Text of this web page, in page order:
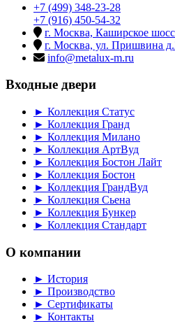
+7 (499) 348-23-28
+7 (916) 450-54-32
г. Москва, Каширское
г. Москва, ул. Пришвина
info@metalux-m.ru
Входные двери
► Коллекция Статус
► Коллекция Гранд
► Коллекция Милано
► Коллекция АртВуд
► Коллекция Бостон Лайт
► Коллекция Бостон
► Коллекция ГрандВуд
► Коллекция Сьена
► Коллекция Бункер
► Коллекция Стандарт
О компании
► История
► Производство
► Сертификаты
► Контакты